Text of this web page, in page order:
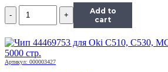
Количество
Чип
Black
к
картриджу
Add to
cart
Артикул: 000003427